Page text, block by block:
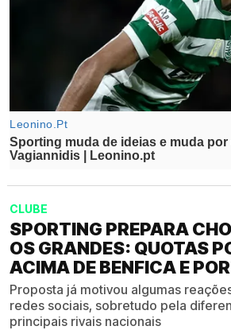
CLUBE
SPORTING PREPARA
OS GRANDES: QUOTAS
ACIMA DE BENFICA E
Proposta já motivou algumas
redes sociais, sobretudo pela
principais rivais nacionais